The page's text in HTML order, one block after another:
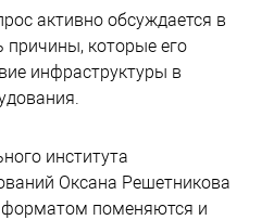
активно обсуждается в
причины, которые его
инфраструктуры в
института
Оксана Решетникова
форматом поменяются и